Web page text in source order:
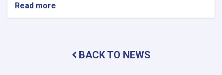
Read more
ProfessorBACK TO NEWS